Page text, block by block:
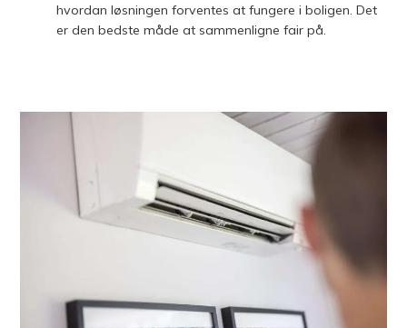
hvordan løsningen forventes at fungere i boligen. Det
er den bedste måde at sammenligne fair på.